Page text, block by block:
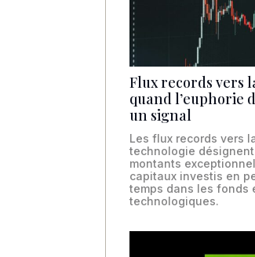
Flux records vers
quand l’euphorie
un signal
Les flux records vers
technologie
montants
capitaux investis en
temps dans les fonds
technologiques.